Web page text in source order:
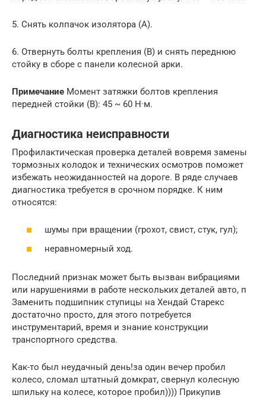
5. Снять колпачок изолятора (А).
6. Отвернуть болты крепления (В) и снять переднюю
стойку в сборе с панели колесной арки.
Примечание Момент затяжки болтов крепления
передней стойки (В): 45 ~ 60 Н·м.
Диагностика неисправности
Профилактическая проверка деталей вовремя замены
тормозных колодок и технических осмотров поможет
избежать неожиданностей на дороге. В ряде случаев
диагностика требуется в срочном порядке. К ним
относятся:
шумы при вращении (грохот, свист, стук, гул);
неравномерный ход.
Последний признак может быть вызван вибрациями
или нарушениями в работе нескольких деталей авто, п
Заменить подшипник ступицы на Хендай Старекс
достаточно просто, для этого потребуется
инструментарий, время и знание конструкции
транспортного средства.
Как-то был неудачный день!за один вечер пробил
колесо, сломал штатный домкрат, свернул колесную
шпильку на колесе, которое пробил)))) Прикупив